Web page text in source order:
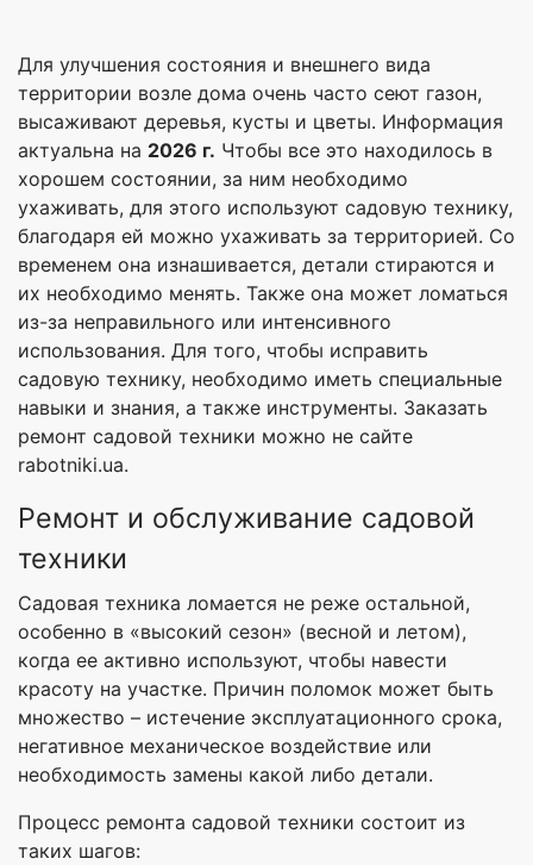
Для улучшения состояния и внешнего вида
территории возле дома очень часто сеют газон,
высаживают деревья, кусты и цветы. Информация
актуальна на 2026 г. Чтобы все это находилось в
хорошем состоянии, за ним необходимо
ухаживать, для этого используют садовую технику,
благодаря ей можно ухаживать за территорией. Со
временем она изнашивается, детали стираются и
их необходимо менять. Также она может ломаться
из-за неправильного или интенсивного
использования. Для того, чтобы исправить
садовую технику, необходимо иметь специальные
навыки и знания, а также инструменты. Заказать
ремонт садовой техники можно не сайте
rabotniki.ua.
Ремонт и обслуживание садовой
техники
Садовая техника ломается не реже остальной,
особенно в «высокий сезон» (весной и летом),
когда ее активно используют, чтобы навести
красоту на участке. Причин поломок может быть
множество – истечение эксплуатационного срока,
негативное механическое воздействие или
необходимость замены какой либо детали.
Процесс ремонта садовой техники состоит из
таких шагов: